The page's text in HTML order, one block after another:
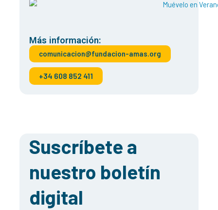
Más información:
comunicacion@fundacion-amas.org
+34 608 852 411
Suscríbete a
nuestro boletín
digital